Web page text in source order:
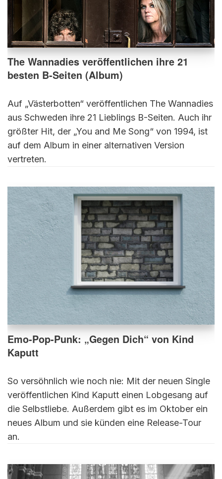
The Wannadies veröffentlichen ihre 21
besten B-Seiten (Album)
Auf „Västerbotten“ veröffentlichen The Wannadies
aus Schweden ihre 21 Lieblings B-Seiten. Auch ihr
größter Hit, der „You and Me Song“ von 1994, ist
auf dem Album in einer alternativen Version
vertreten.
Emo-Pop-Punk: „Gegen Dich“ von Kind
Kaputt
So versöhnlich wie noch nie: Mit der neuen Single
veröffentlichen Kind Kaputt einen Lobgesang auf
die Selbstliebe. Außerdem gibt es im Oktober ein
neues Album und sie künden eine Release-Tour
an.